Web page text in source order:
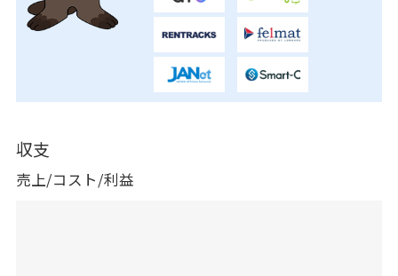
収支
売上/コスト/利益